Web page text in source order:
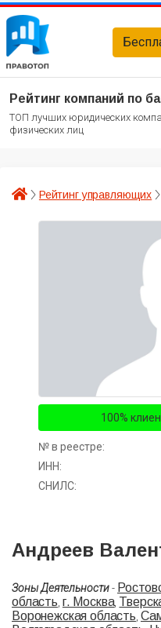
Рейтинг компаний по
ТОП лучших юридических
физических лиц
Рейтинг управляющих
100%
№ в реестре:
ИНН:
СНИЛС:
Андреев
Зоны Деятельности-
область, г. Москва,
Воронежская область,